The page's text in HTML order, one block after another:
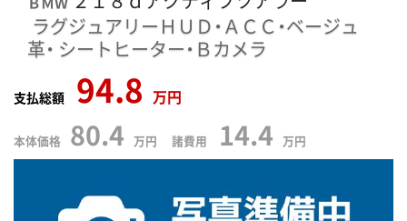
ラグジュアリーＨＵＤ・ＡＣＣ・ベージュ
革・ シートヒーター・Ｂカメラ
支払総額 94.8 万円
本体価格 80.4 万円 諸費用 14.4 万円